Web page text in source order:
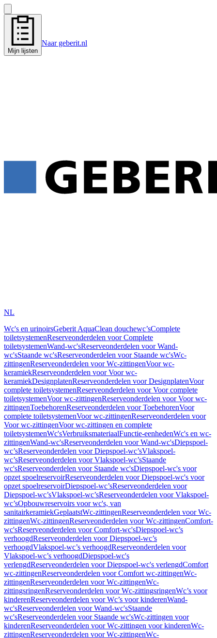
Mijn lijsten
Naar geberit.nl
NL
Wc's en urinoirsGeberit AquaClean douchewc’sComplete
toiletsystemenReserveonderdelen voor Complete
toiletsystemenWand-wc'sReserveonderdelen voor Wand-
wc'sStaande wc'sReserveonderdelen voor Staande wc'sWc-
zittingenReserveonderdelen voor Wc-zittingenVoor wc-
keramiekReserveonderdelen voor Voor wc-
keramiekDesignplatenReserveonderdelen voor DesignplatenVoor
complete toiletsystemenReserveonderdelen voor Voor complete
toiletsystemenVoor wc-zittingenReserveonderdelen voor Voor wc-
zittingenToebehorenReserveonderdelen voor ToebehorenVoor
complete toiletsystemenVoor wc-zittingenReserveonderdelen voor
Voor wc-zittingenVoor wc-zittingen en complete
toiletsystemenWc'sVerbruiksmateriaalFunctie-eenhedenWc's en wc-
zittingenWand-wc'sReserveonderdelen voor Wand-wc'sDiepspoel-
wc’sReserveonderdelen voor Diepspoel-wc’sVlakspoel-
wc’sReserveonderdelen voor Vlakspoel-wc’sStaande
wc'sReserveonderdelen voor Staande wc'sDiepspoel-wc's voor
opzet spoelreservoirReserveonderdelen voor Diepspoel-wc's voor
opzet spoelreservoirDiepspoel-wc’sReserveonderdelen voor
Diepspoel-wc’sVlakspoel-wc’sReserveonderdelen voor Vlakspoel-
wc’sOpbouwreservoirs voor wc's, van
sanitairkeramiekGeplaatstWc-zittingenReserveonderdelen voor Wc-
zittingenWc-zittingenReserveonderdelen voor Wc-zittingenComfort-
wc'sReserveonderdelen voor Comfort-wc'sDiepspoel-wc’s
verhoogdReserveonderdelen voor Diepspoel-wc’s
verhoogdVlakspoel-wc’s verhoogdReserveonderdelen voor
Vlakspoel-wc’s verhoogdDiepspoel-wc's
verlengdReserveonderdelen voor Diepspoel-wc's verlengdComfort
wc-zittingenReserveonderdelen voor Comfort wc-zittingenWc-
zittingenReserveonderdelen voor Wc-zittingenWc-
zittingsringenReserveonderdelen voor Wc-zittingsringenWc’s voor
kinderenReserveonderdelen voor Wc’s voor kinderenWand-
wc'sReserveonderdelen voor Wand-wc'sStaande
wc'sReserveonderdelen voor Staande wc'sWc-zittingen voor
kinderenReserveonderdelen voor Wc-zittingen voor kinderenWc-
zittingenReserveonderdelen voor Wc-zittingenWc-